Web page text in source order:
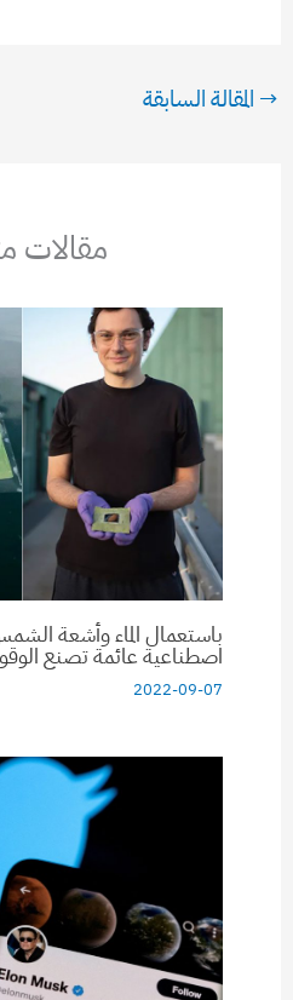
→ المقالة السابقة
مقالات
باستعمال الماء وأشعة
اصطناعية عائمة تصنع
2022-09-07